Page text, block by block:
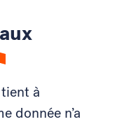
à
donnée n’a